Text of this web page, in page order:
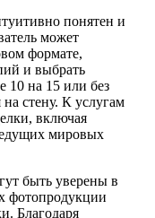
понятен и
может
формате,
и выбрать
10 на 15 или без
стену. К услугам
включая
мировых
быть уверены в
фотопродукции
Благодаря